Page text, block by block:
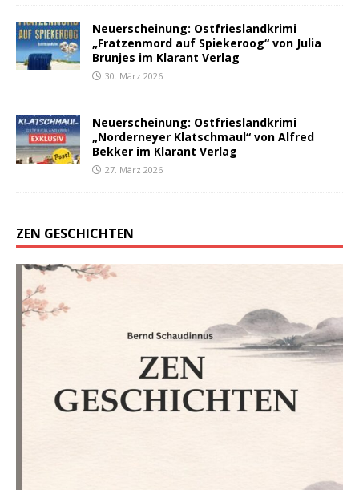
Neuerscheinung: Ostfrieslandkrimi
„Fratzenmord auf Spiekeroog“ von Julia
Brunjes im Klarant Verlag
30. März 2026
Neuerscheinung: Ostfrieslandkrimi
„Norderneyer Klatschmaul“ von Alfred
Bekker im Klarant Verlag
27. März 2026
ZEN GESCHICHTEN